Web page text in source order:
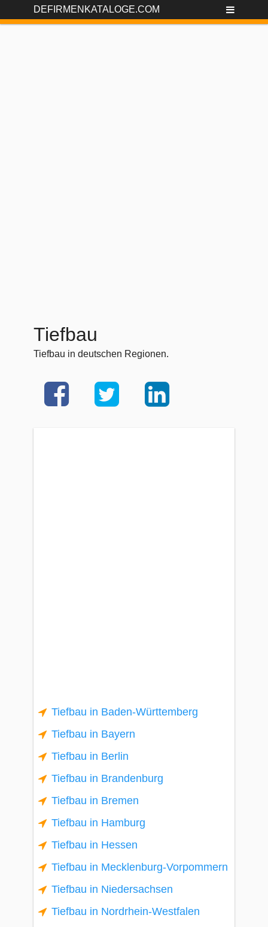
DEFIRMENKATALOGE.COM
Tiefbau
Tiefbau in deutschen Regionen.
Tiefbau in Baden-Württemberg
Tiefbau in Bayern
Tiefbau in Berlin
Tiefbau in Brandenburg
Tiefbau in Bremen
Tiefbau in Hamburg
Tiefbau in Hessen
Tiefbau in Mecklenburg-Vorpommern
Tiefbau in Niedersachsen
Tiefbau in Nordrhein-Westfalen